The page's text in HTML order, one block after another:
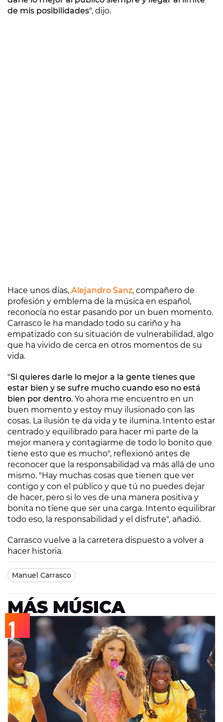
de mis posibilidades", dijo.
Hace unos días, Alejandro Sanz, compañero de
profesión y emblema de la música en español,
reconocía no estar pasando por un buen momento.
Carrasco le ha mandado todo su cariño y ha
empatizado con su situación de vulnerabilidad, algo
que ha vivido de cerca en otros momentos de su
vida.
"Si quieres darle lo mejor a la gente tienes que
estar bien y se sufre mucho cuando eso no está
bien por dentro. Yo ahora me encuentro en un
buen momento y estoy muy ilusionado con las
cosas. La ilusión te da vida y te ilumina. Intento estar
centrado y equilibrado para hacer mi parte de la
mejor manera y contagiarme de todo lo bonito que
tiene esto que es mucho", reflexionó antes de
reconocer que la responsabilidad va más allá de uno
mismo. "Hay muchas cosas que tienen que ver
contigo y con el público y que tú no puedes dejar
de hacer, pero si lo ves de una manera positiva y
bonita no tiene que ser una carga. Intento equilibrar
todo eso, la responsabilidad y el disfrute", añadió.
Carrasco vuelve a la carretera dispuesto a volver a
hacer historia.
Manuel Carrasco
MÁS MÚSICA